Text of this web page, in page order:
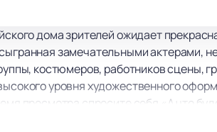
дома зрителей ожидает
замечательными актерами,
костюмеров, работников сцены,
уровня художественного
просмотра спросите себя «А что